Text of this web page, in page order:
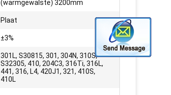
(warmgewalste) 3200mm
Plaat
±3%
301L, S30815, 301, 304N, 310S,
S32305, 410, 204C3, 316Ti, 316L,
441, 316, L4, 420J1, 321, 410S,
410L